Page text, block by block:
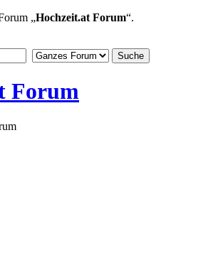
„Hochzeit.at Forum“.
Forum